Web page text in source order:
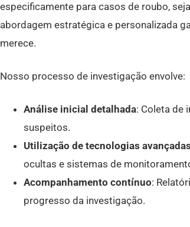
especificamente para casos de roubo,
abordagem estratégica e personalizada
merece.
Nosso processo de investigação envolve:
Análise inicial detalhada: Coleta de
suspeitos.
Utilização de tecnologias avançadas
ocultas e sistemas de
Acompanhamento contínuo:
progresso da investigação.